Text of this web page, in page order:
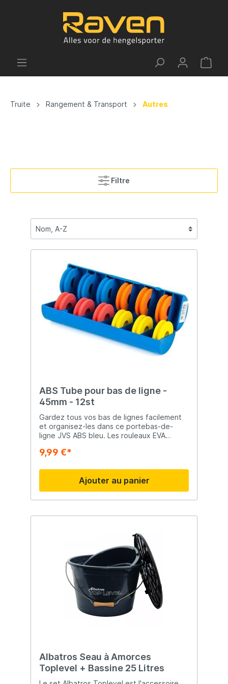
Truite Rangement & Transport Autres
Filtre
ABS Tube pour bas de ligne -
45mm - 12st
Gardez tous vos bas de lignes facilement
et organisez-les dans ce portebas-de-
ligne JVS ABS bleu. Les rouleaux EVA
ne s'emmêle ce qui vous permet de pêcher
Extreme Nylon répond à toutes les
exigences élevées du pêcheur blanc
moderne.
9,99 €*
Ajouter au panier
Albatros Seau à Amorces
Toplevel + Bassine 25 Litres